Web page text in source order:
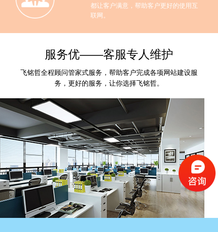
都让客户满意，帮助客户更好的使用互
联网。
服务优——客服专人维护
飞铭哲全程顾问管家式服务，帮助客户完成各项网站建设服
务，更好的服务，让你选择飞铭哲。